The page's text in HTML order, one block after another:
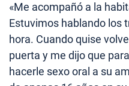
«Me acompañó a la
Estuvimos hablando los
hora. Cuando quise
puerta y me dijo que
hacerle sexo oral a su